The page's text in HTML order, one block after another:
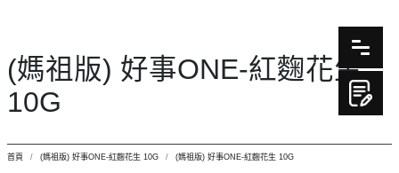
(媽祖版) 好事ONE-紅麴花生
10G
首頁 (媽祖版) 好事ONE-紅麴花生 10G (媽祖版) 好事ONE-紅麴花生 10G